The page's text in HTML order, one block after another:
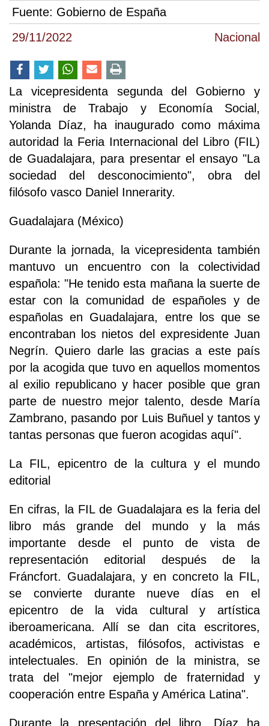
29/11/2022 Nacional
Fuente: Gobierno de España
La vicepresidenta segunda del Gobierno y
ministra de Trabajo y Economía Social,
Yolanda Díaz, ha inaugurado como máxima
autoridad la Feria Internacional del Libro (FIL)
de Guadalajara, para presentar el ensayo "La
sociedad del desconocimiento", obra del
filósofo vasco Daniel Innerarity.
Guadalajara (México)
Durante la jornada, la vicepresidenta también
mantuvo un encuentro con la colectividad
española: "He tenido esta mañana la suerte de
estar con la comunidad de españoles y de
españolas en Guadalajara, entre los que se
encontraban los nietos del expresidente Juan
Negrín. Quiero darle las gracias a este país
por la acogida que tuvo en aquellos momentos
al exilio republicano y hacer posible que gran
parte de nuestro mejor talento, desde María
Zambrano, pasando por Luis Buñuel y tantos y
tantas personas que fueron acogidas aquí".
La FIL, epicentro de la cultura y el mundo
editorial
En cifras, la FIL de Guadalajara es la feria del
libro más grande del mundo y la más
importante desde el punto de vista de
representación editorial después de la
Fráncfort. Guadalajara, y en concreto la FIL,
se convierte durante nueve días en el
epicentro de la vida cultural y artística
iberoamericana. Allí se dan cita escritores,
académicos, artistas, filósofos, activistas e
intelectuales. En opinión de la ministra, se
trata del "mejor ejemplo de fraternidad y
cooperación entre España y América Latina".
Durante la presentación del libro, Díaz ha